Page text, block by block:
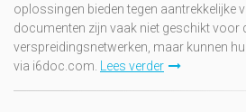
oplossingen bieden tegen aantrekkelijke
documenten zijn vaak niet geschikt voor
verspreidingsnetwerken, maar kunnen
via i6doc.com.
Lees verder